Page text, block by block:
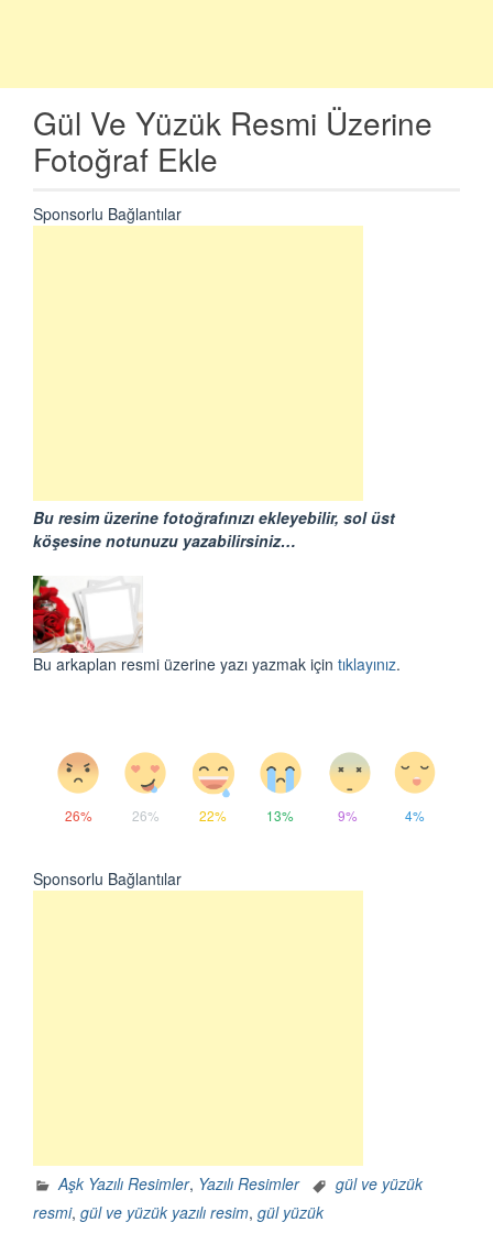
Gül Ve Yüzük Resmi Üzerine
Fotoğraf Ekle
Sponsorlu Bağlantılar
Bu resim üzerine fotoğrafınızı ekleyebilir, sol üst
köşesine notunuzu yazabilirsiniz…
Bu arkaplan resmi üzerine yazı yazmak için tıklayınız.
26% 26% 22% 13% 9% 4%
Sponsorlu Bağlantılar
Aşk Yazılı Resimler, Yazılı Resimler
gül ve yüzük
resmi, gül ve yüzük yazılı resim, gül yüzük